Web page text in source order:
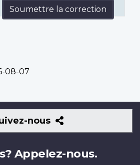
Soumettre la correction
08-07
nous
Suivez-
nous
Appelez-nous.